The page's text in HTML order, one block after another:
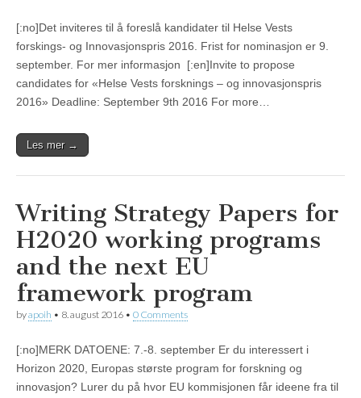
[:no]Det inviteres til å foreslå kandidater til Helse Vests
forskings- og Innovasjonspris 2016. Frist for nominasjon er 9.
september. For mer informasjon [:en]Invite to propose
candidates for «Helse Vests forsknings – og innovasjonspris
2016» Deadline: September 9th 2016 For more…
Les mer →
Writing Strategy Papers for
H2020 working programs
and the next EU
framework program
byapoih • 8. august 2016 • 0 Comments
[:no]MERK DATOENE: 7.-8. september Er du interessert i
Horizon 2020, Europas største program for forskning og
innovasjon? Lurer du på hvor EU kommisjonen får ideene fra til